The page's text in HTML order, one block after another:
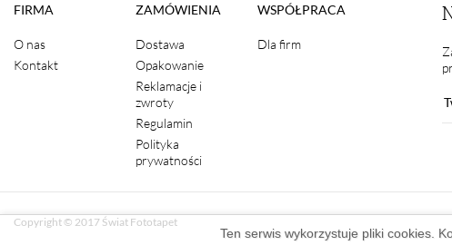
FIRMA
O nas
Kontakt
ZAMÓWIENIA
Dostawa
Opakowanie
Reklamacje i
zwroty
Regulamin
Polityka
prywatności
WSPÓŁPRACA
Dla firm
Copyright © 2017 Świat Fototapet
Ten serwis wykorzystuje pliki cookies.